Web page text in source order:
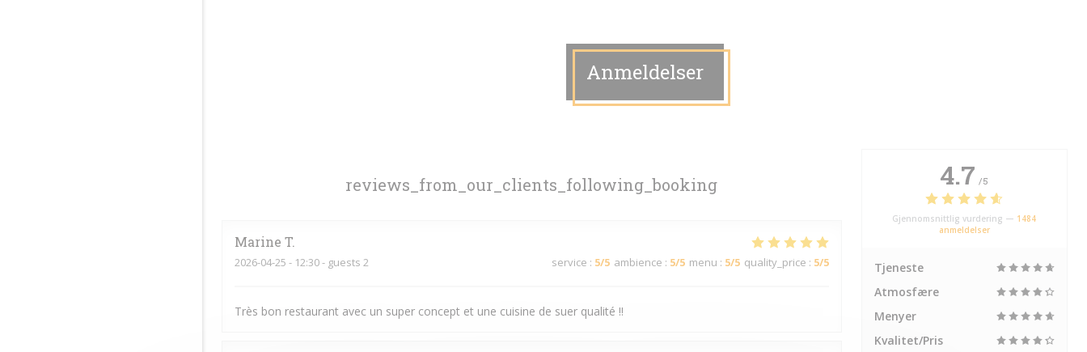
Anmeldelser
reviews_from_our_clients_following_booking
Marine T
2026-04-25 - 12:30 - guests 2 service : 5/5 ambience : 5/5 menu : 5/5 quality_price : 5/5
Très bon restaurant avec un super concept et une cuisine de suer qualité !!
4.7 /5
Gjennomsnittlig vurdering — 1484
anmeldelser
Tjeneste
Atmosfære
Menyer
Kvalitet/Pris